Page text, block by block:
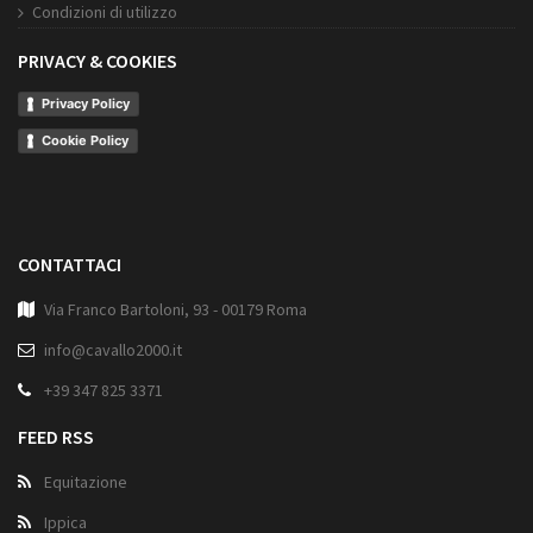
Condizioni di utilizzo
PRIVACY & COOKIES
Privacy Policy
Cookie Policy
CONTATTACI
Via Franco Bartoloni, 93 - 00179 Roma
info@cavallo2000.it
+39 347 825 3371
FEED RSS
Equitazione
Ippica